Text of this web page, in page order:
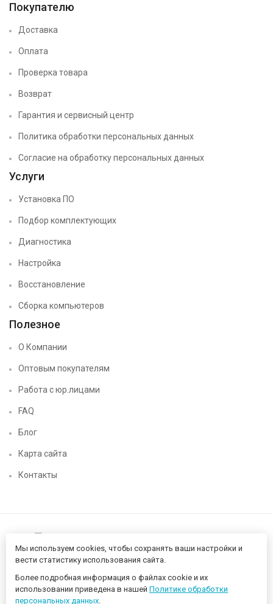
Покупателю
Доставка
Оплата
Проверка товара
Возврат
Гарантия и сервисный центр
Политика обработки персональных данных
Согласие на обработку персональных данных
Услуги
Установка ПО
Подбор комплектующих
Диагностика
Настройка
Восстановление
Сборка компьютеров
Полезное
О Компании
Оптовым покупателям
Работа с юр.лицами
FAQ
Блог
Карта сайта
Контакты
Нижегородский цифровой CHIP52 - компьютерный магазин ©
2026 Разработано в
Мы используем cookies, чтобы сохранять ваши настройки и
вести статистику использования сайта.
Более подробная информация о файлах cookie и их
использовании приведена в нашей Политике обработки
персональных данных.